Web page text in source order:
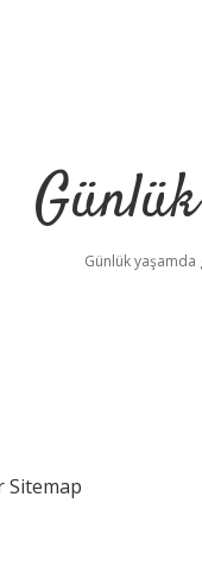
Günlük yaşamda
Sitemap